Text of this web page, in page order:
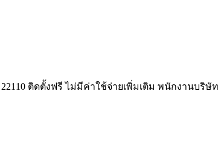
ติดตั้งฟรี ไม่มีค่าใช้จ่ายเพิ่มเติม พนักงานบริ